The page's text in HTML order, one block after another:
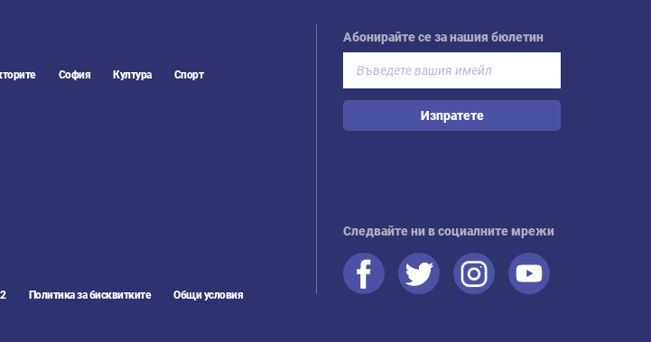
София Култура
Спорт
Политика за бисквитките
Общи условия
Абонирайте се за нашия бюлетин
Изпратете
Следвайте ни в социалните мрежи